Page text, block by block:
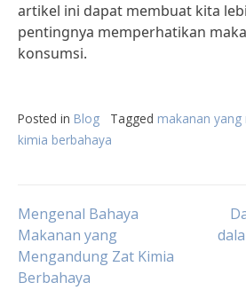
artikel ini dapat membuat kita
pentingnya memperhatikan
konsumsi.
Posted in Blog Tagged makanan
kimia berbahaya
Post
navigation
Mengenal Bahaya
Makanan yang
Mengandung Zat Kimia
Berbahaya